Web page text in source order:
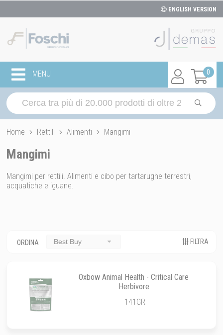
ENGLISH VERSION
0
MENU
Home Rettili Alimenti Mangimi
Mangimi
Mangimi per rettili. Alimenti e cibo per tartarughe terrestri,
acquatiche e iguane.
ORDINA Best Buy FILTRA
Oxbow Animal Health - Critical Care
Herbivore
141GR